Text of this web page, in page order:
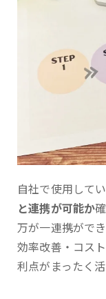
自社で使用して
と連携が可能か
万が一連携がで
効率改善・コス
利点がまったく